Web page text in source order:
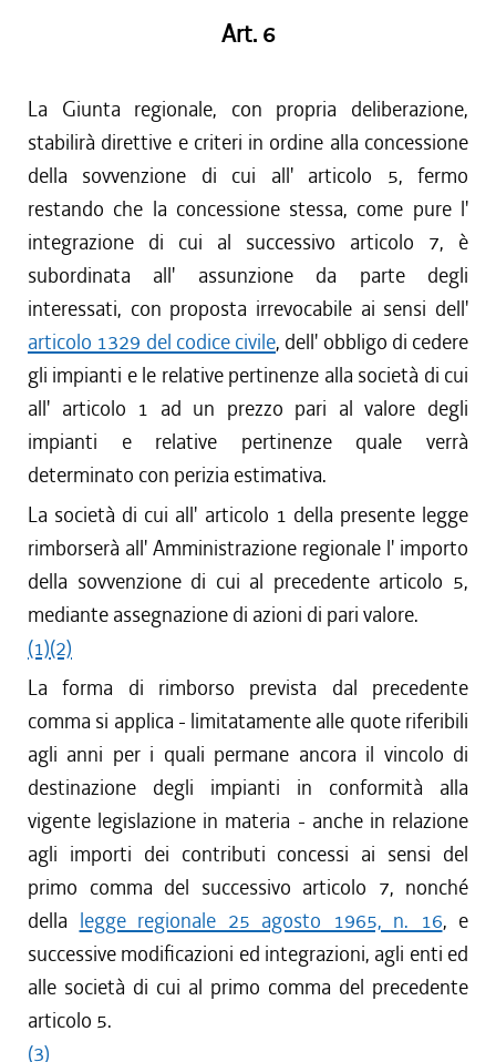
Art. 6
La Giunta regionale, con propria deliberazione,
stabilirà direttive e criteri in ordine alla concessione
della sovvenzione di cui all' articolo 5, fermo
restando che la concessione stessa, come pure l'
integrazione di cui al successivo articolo 7, è
subordinata all' assunzione da parte degli
interessati, con proposta irrevocabile ai sensi dell'
articolo 1329 del codice civile, dell' obbligo di cedere
gli impianti e le relative pertinenze alla società di cui
all' articolo 1 ad un prezzo pari al valore degli
impianti e relative pertinenze quale verrà
determinato con perizia estimativa.
La società di cui all' articolo 1 della presente legge
rimborserà all' Amministrazione regionale l' importo
della sovvenzione di cui al precedente articolo 5,
mediante assegnazione di azioni di pari valore.
(1)(2)
La forma di rimborso prevista dal precedente
comma si applica - limitatamente alle quote riferibili
agli anni per i quali permane ancora il vincolo di
destinazione degli impianti in conformità alla
vigente legislazione in materia - anche in relazione
agli importi dei contributi concessi ai sensi del
primo comma del successivo articolo 7, nonché
della legge regionale 25 agosto 1965, n. 16, e
successive modificazioni ed integrazioni, agli enti ed
alle società di cui al primo comma del precedente
articolo 5.
(3)